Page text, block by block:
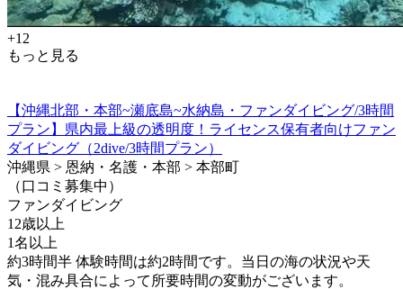
+12
もっと見る
【沖縄北部・本部~瀬底島~水納島・ファンダイビング/3時間
プラン】県内最上級の透明度！ライセンス保有者向けファン
ダイビング（2dive/3時間プラン）
沖縄県 > 恩納・名護・本部 > 本部町
（口コミ募集中）
ファンダイビング
12歳以上
1名以上
約3時間半 体験時間は約2時間です。当日の海の状況や天
気・混み具合によって所要時間の変動がございます。